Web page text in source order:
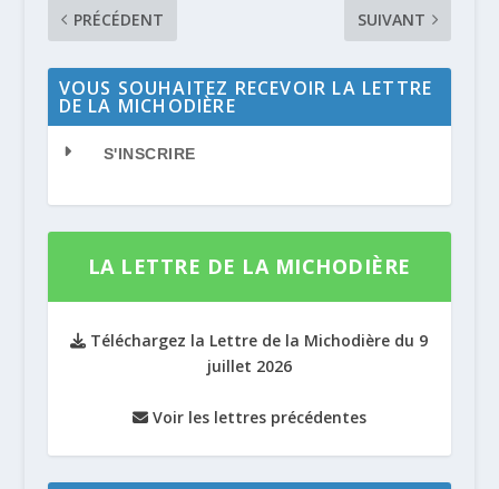
PRÉCÉDENT
SUIVANT
VOUS SOUHAITEZ RECEVOIR LA LETTRE
DE LA MICHODIÈRE
S'INSCRIRE
LA LETTRE DE LA MICHODIÈRE
Téléchargez la Lettre de la Michodière du 9
juillet 2026
Voir les lettres précédentes